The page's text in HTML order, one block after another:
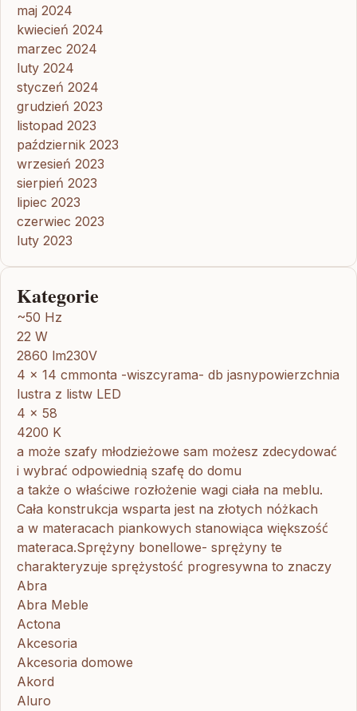
maj 2024
kwiecień 2024
marzec 2024
luty 2024
styczeń 2024
grudzień 2023
listopad 2023
październik 2023
wrzesień 2023
sierpień 2023
lipiec 2023
czerwiec 2023
luty 2023
Kategorie
~50 Hz
22 W
2860 lm230V
4 x 14 cmmonta -wiszcyrama- db jasnypowierzchnia
lustra z listw LED
4 x 58
4200 K
a może szafy młodzieżowe sam możesz zdecydować
i wybrać odpowiednią szafę do domu
a także o właściwe rozłożenie wagi ciała na meblu.
Cała konstrukcja wsparta jest na złotych nóżkach
a w materacach piankowych stanowiąca większość
materaca.Sprężyny bonellowe- sprężyny te
charakteryzuje sprężystość progresywna to znaczy
Abra
Abra Meble
Actona
Akcesoria
Akcesoria domowe
Akord
Aluro